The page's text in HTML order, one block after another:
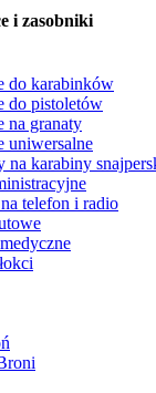
i zasobniki
do karabinków
do pistoletów
na granaty
uniwersalne
na karabiny
telefon i radio